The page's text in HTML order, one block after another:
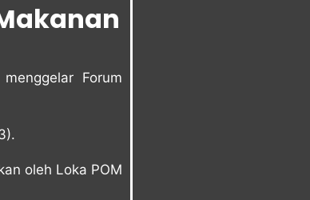
Forum
oleh Loka POM